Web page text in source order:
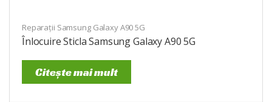
Reparații Samsung Galaxy A90 5G
Înlocuire Sticla Samsung Galaxy A90 5G
Citește mai mult